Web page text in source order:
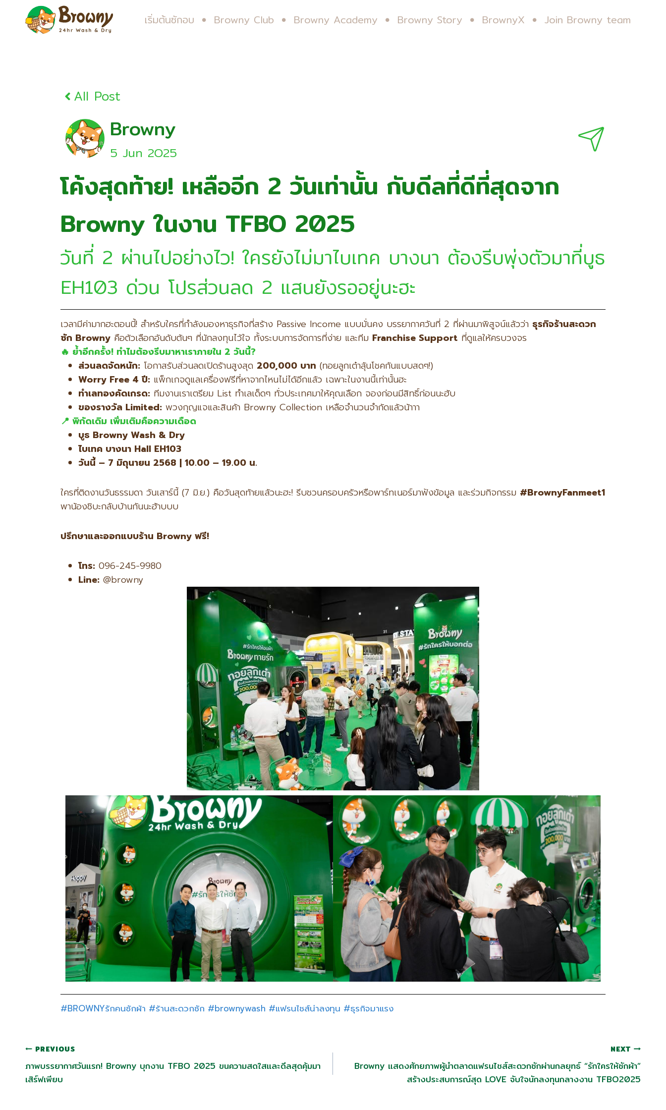
เริ่มต้นซักอบ Browny Club Browny Academy Browny Story BrownyX Join Browny team
All Post
Browny
5 Jun 2O25
โค้งสุดท้าย! เหลืออีก 2 วันเท่านั้น กับดีลที่ดีที่สุดจาก
Browny ในงาน TFBO 2025
วันที่ 2 ผ่านไปอย่างไว! ใครยังไม่มาไบเทค บางนา ต้องรีบพุ่งตัวมาที่บูธ
EH103 ด่วน โปรส่วนลด 2 แสนยังรออยู่นะฮะ
เวลามีค่ามากฮะตอนนี้! สำหรับใครที่กำลังมองหาธุรกิจที่สร้าง Passive Income แบบมั่นคง บรรยากาศวันที่ 2 ที่ผ่านมาพิสูจน์แล้วว่า ธุรกิจร้านสะดวก
ซัก Browny คือตัวเลือกอันดับต้นๆ ที่นักลงทุนไว้ใจ ทั้งระบบการจัดการที่ง่าย และทีม Franchise Support ที่ดูแลให้ครบวงจร
🔥 ย้ำอีกครั้ง! ทำไมต้องรีบมาหาเราภายใน 2 วันนี้?
ส่วนลดจัดหนัก: โอกาสรับส่วนลดเปิดร้านสูงสุด 200,000 บาท (ทอยลูกเต๋าลุ้นโชคกันแบบสดๆ!)
Worry Free 4 ปี: แพ็กเกจดูแลเครื่องฟรีที่หาจากไหนไม่ได้อีกแล้ว เฉพาะในงานนี้เท่านั้นฮะ
ทำเลทองคัดเกรด: ทีมงานเราเตรียม List ทำเลเด็ดๆ ทั่วประเทศมาให้คุณเลือก จองก่อนมีสิทธิ์ก่อนนะฮับ
ของรางวัล Limited: พวงกุญแจและสินค้า Browny Collection เหลือจำนวนจำกัดแล้วน้าาา
📍 พิกัดเดิม เพิ่มเติมคือความเดือด
บูธ Browny Wash & Dry
ไบเทค บางนา Hall EH103
วันนี้ – 7 มิถุนายน 2568 | 10.00 – 19.00 น.
ใครที่ติดงานวันธรรมดา วันเสาร์นี้ (7 มิ.ย.) คือวันสุดท้ายแล้วนะฮะ! รีบชวนครอบครัวหรือพาร์ทเนอร์มาฟังข้อมูล และร่วมกิจกรรม #BrownyFanmeet1
พาน้องชิบะกลับบ้านกันนะฮ้าบบบ
ปรึกษาและออกแบบร้าน Browny ฟรี!
โทร: 096-245-9980
Line: @browny
#BROWNYรักคนซักผ้า #ร้านสะดวกซัก #brownywash #แฟรนไชส์น่าลงทุน #ธุรกิจมาแรง
PREVIOUS
ภาพบรรยากาศวันแรก! Browny บุกงาน TFBO 2025 ขนความสดใสและดีลสุดคุ้มมา
เสิร์ฟเพียบ
NEXT
Browny แสดงศักยภาพผู้นำตลาดแฟรนไชส์สะดวกซักผ่านกลยุทธ์ “รักใครให้ซักผ้า”
สร้างประสบการณ์สุด LOVE จับใจนักลงทุนกลางงาน TFBO2025